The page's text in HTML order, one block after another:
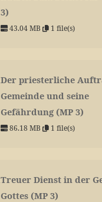
3)
43.04 MB 1 file(s)
Der priesterliche
Gemeinde und seine
Gefährdung (MP 3)
86.18 MB 1 file(s)
Treuer Dienst in der
Gottes (MP 3)